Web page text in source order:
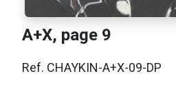
A+X, page 9
Ref. CHAYKIN-A+X-09-DP